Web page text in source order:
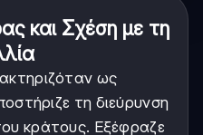
και Σχέση με τη
ως
τη διεύρυνση
κράτους. Εξέφραζε